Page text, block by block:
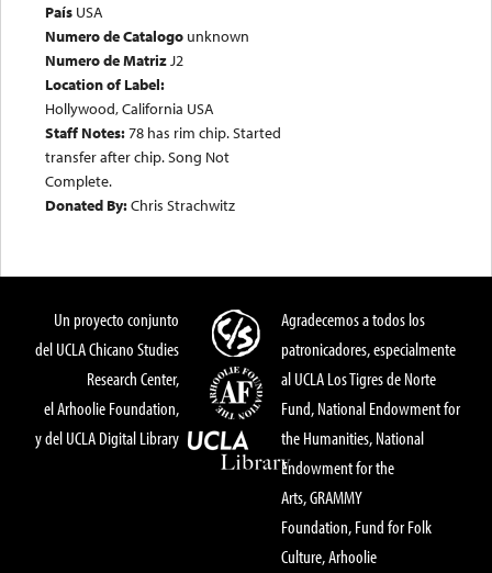
País USA
Numero de Catalogo unknown
Numero de MatrizJ2
Location of Label:
Hollywood, California USA
Staff Notes:78 has rim chip. Started
transfer after chip. Song Not
Complete.
Donated By:Chris Strachwitz
Un proyecto conjunto
del UCLA Chicano Studies
Research Center,
el Arhoolie Foundation,
y del UCLA Digital Library
Agradecemos a todos los
patronicadores, especialmente
al UCLA Los Tigres de Norte
Fund, National Endowment for
the Humanities, National
Endowment for the
Arts, GRAMMY
Foundation, Fund for Folk
Culture, Arhoolie